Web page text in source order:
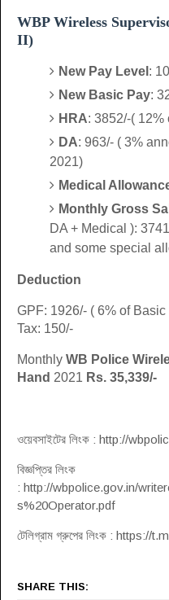
WBP Wireless
II)
New Pay Level : 10
New Basic Pay:
HRA: 3852/-( 12%
DA: 963/- ( 3%
2021)
Medical
Monthly Gross
DA + Medical ):
and some special
Deduction
GPF: 1926/- ( 6% of Basic
Tax: 150/-
Monthly WB Police
Hand 2021 Rs. 35,339/-
ওয়েবসাইটের লিংক : http://
বিজ্ঞপ্তির লিংক
: http://wbpolice.gov.in/
s%20Operator.pdf
টেলিগ্রাম গ্রুপের লিংক :
SHARE THIS: